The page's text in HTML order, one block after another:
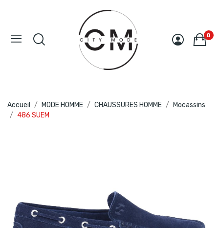
0
Accueil MODE HOMME CHAUSSURES HOMME
Mocassins
486 SUEM